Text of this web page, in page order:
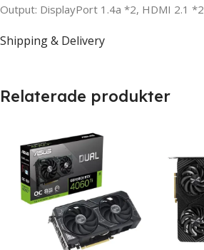
Output: DisplayPort 1.4a *2, HDMI 2.1 *2
Shipping & Delivery
Relaterade produkter